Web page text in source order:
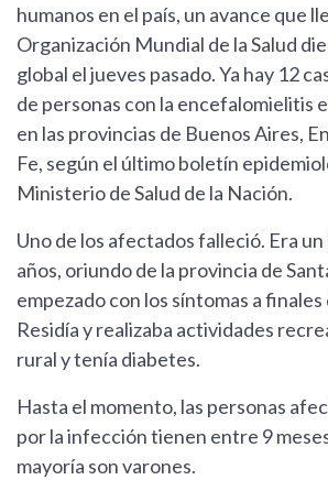
humanos en el país, un avance que
Organización Mundial de la Salud
global el jueves pasado. Ya hay 12
de personas con la encefalomielitis
en las provincias de Buenos Aires,
Fe, según el último boletín
Ministerio de Salud de la Nación.
Uno de los afectados falleció. Era
años, oriundo de la provincia de
empezado con los síntomas a
Residía y realizaba actividades
rural y tenía diabetes.
Hasta el momento, las personas
por la infección tienen entre 9
mayoría son varones.